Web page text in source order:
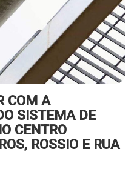
COM A
SISTEMA DE
CENTRO
ROSSIO E RUA